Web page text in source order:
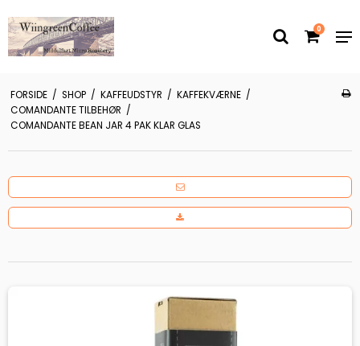
0
FORSIDE / SHOP / KAFFEUDSTYR / KAFFEKVÆRNE /
COMANDANTE TILBEHØR /
COMANDANTE BEAN JAR 4 PAK KLAR GLAS